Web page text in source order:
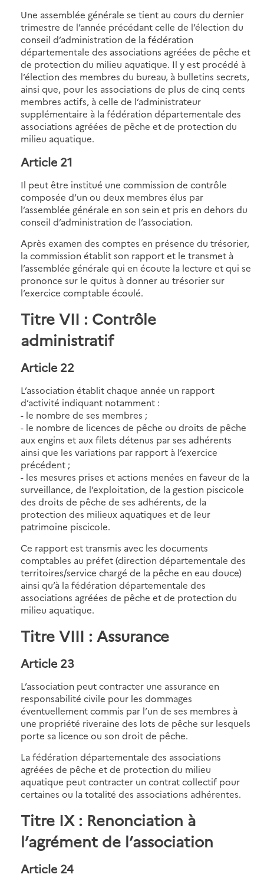
Une assemblée générale se tient au cours du dernier
trimestre de l’année précédant celle de l’élection du
conseil d’administration de la fédération
départementale des associations agréées de pêche et
de protection du milieu aquatique. Il y est procédé à
l’élection des membres du bureau, à bulletins secrets,
ainsi que, pour les associations de plus de cinq cents
membres actifs, à celle de l’administrateur
supplémentaire à la fédération départementale des
associations agréées de pêche et de protection du
milieu aquatique.
Article 21
Il peut être institué une commission de contrôle
composée d’un ou deux membres élus par
l’assemblée générale en son sein et pris en dehors du
conseil d’administration de l’association.
Après examen des comptes en présence du trésorier,
la commission établit son rapport et le transmet à
l’assemblée générale qui en écoute la lecture et qui se
prononce sur le quitus à donner au trésorier sur
l’exercice comptable écoulé.
Titre VII : Contrôle
administratif
Article 22
L’association établit chaque année un rapport
d’activité indiquant notamment :
- le nombre de ses membres ;
- le nombre de licences de pêche ou droits de pêche
aux engins et aux filets détenus par ses adhérents
ainsi que les variations par rapport à l’exercice
précédent ;
- les mesures prises et actions menées en faveur de la
surveillance, de l’exploitation, de la gestion piscicole
des droits de pêche de ses adhérents, de la
protection des milieux aquatiques et de leur
patrimoine piscicole.
Ce rapport est transmis avec les documents
comptables au préfet (direction départementale des
territoires/service chargé de la pêche en eau douce)
ainsi qu’à la fédération départementale des
associations agréées de pêche et de protection du
milieu aquatique.
Titre VIII : Assurance
Article 23
L’association peut contracter une assurance en
responsabilité civile pour les dommages
éventuellement commis par l’un de ses membres à
une propriété riveraine des lots de pêche sur lesquels
porte sa licence ou son droit de pêche.
La fédération départementale des associations
agréées de pêche et de protection du milieu
aquatique peut contracter un contrat collectif pour
certaines ou la totalité des associations adhérentes.
Titre IX : Renonciation à
l’agrément de l’association
Article 24